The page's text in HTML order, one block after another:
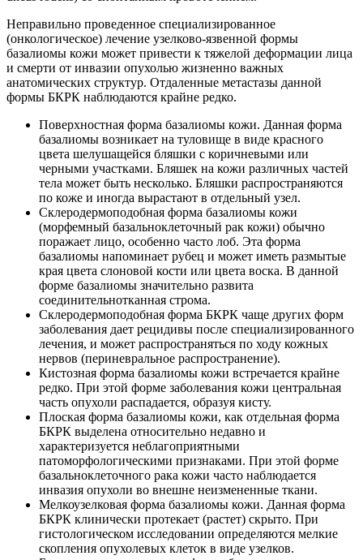
Неправильно проведенное специализированное
(онкологическое) лечение узелково-язвенной формы
базалиомы кожи может привести к тяжелой деформации лица
и смерти от инвазии опухолью жизненно важных
анатомических структур. Отдаленные метастазы данной
формы БКРК наблюдаются крайне редко.
Поверхностная форма базалиомы кожи. Данная форма
базалиомы возникает на туловище в виде красного
цвета шелушащейся бляшки с коричневыми или
черными участками. Бляшек на кожи различных частей
тела может быть несколько. Бляшки распространяются
по коже и иногда вырастают в отдельный узел.
Склеродермоподобная форма базалиомы кожи
(морфемный базальноклеточный рак кожи) обычно
поражает лицо, особенно часто лоб. Эта форма
базалиомы напоминает рубец и может иметь размытые
края цвета слоновой кости или цвета воска. В данной
форме базалиомы значительно развита
соединительнотканная строма.
Склеродермоподобная форма БКРК чаще других форм
заболевания дает рецидивы после специализированного
лечения, и может распространяться по ходу кожных
нервов (периневральное распространение).
Кистозная форма базалиомы кожи встречается крайне
редко. При этой форме заболевания кожи центральная
часть опухоли распадается, образуя кисту.
Плоская форма базалиомы кожи, как отдельная форма
БКРК выделена относительно недавно и
характеризуется неблагоприятными
патоморфологическими признаками. При этой форме
базальноклеточного рака кожи часто наблюдается
инвазия опухоли во внешне неизмененные ткани.
Мелкоузелковая форма базалиомы кожи. Данная форма
БКРК клинически протекает (растет) скрыто. При
гистологическом исследовании определяются мелкие
скопления опухолевых клеток в виде узелков.